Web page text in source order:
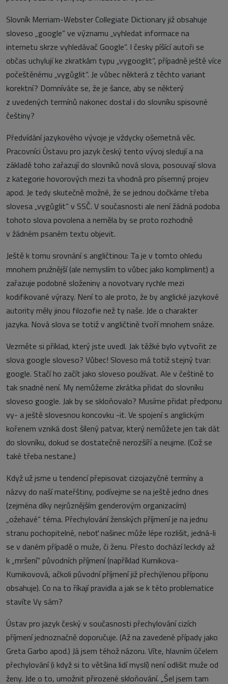
Slovník Merriam-Webster Collegiate Dictionary již obsahuje
sloveso „google“ ve významu „vyhledat informace na
internetu skrze vyhledávač Google“. I česky píšící autoři se
občas uchylují ke zkratkám typu „vygooglit“, případně ještě více
počeštěnému „vygůglit“. Je vůbec některá z těchto variant
korektní? Domníváte se, že je šance, aby se některý
z uvedených termínů nakonec dostal i do slovníku spisovné
češtiny?
Předvídání jazykového vývoje je vždycky ošemetná věc.
Pracovníci Ústavu pro jazyk český tento vývoj sledují a na
základě toho zařazují do slovníků nová slova, posouvají slova
z kategorie hovorových mezi ta vhodná pro písemný projev
apod. Je tedy skutečně možné, že se jednou dočkáme třeba
slovesa „vygůglit“ v SSČ. V současnosti ale není žádná podoba
tohoto slova povolena a neměla by se proto rozhodně
v žádném psaném textu objevit.
Ještě k tomu srovnání s angličtinou: Ta je v tomto ohledu
mnohem pružnější (ale nemyslím to vůbec jako kompliment) a
zařazuje podobné složeniny a novotvary rychle mezi
kodifikované výrazy. Není to ale proto, že by anglické jazykové
autority měly jinou filozofie než ty naše. Jde o charakter
jazyka. Nová slova se totiž v angličtině tvoří mnohem snáze.
Vezměte si příklad, který jste uvedl. Jak těžké bylo vytvořit ze
slova google sloveso? Vůbec! Sloveso má totiž stejný tvar:
google. Stačí ho začít jako sloveso používat. Ale v češtině to
tak snadné není. My nemůžeme zkrátka přidat do slovníku
sloveso google. Jak by se skloňovalo? Musíme přidat předponu
vy- a ještě slovesnou koncovku -it. Ve spojení s anglickým
kořenem vzniká dost šílený patvar, který nemůžete jen tak dát
do slovníku, dokud se dostatečně nerozšíří a neujme. (Což se
také třeba nestane.)
Když už jsme u tendencí přepisovat cizojazyčné termíny a
názvy do naší mateřštiny, podívejme se na ještě jedno dnes
(zejména díky nejrůznějším genderovým organizacím)
„ožehavé“ téma. Přechylování ženských příjmení je na jednu
stranu pochopitelné, neboť našinec může lépe rozlišit, jedná-li
se v daném případě o muže, či ženu. Přesto dochází leckdy až
k „mršení“ původních příjmení (například Kurnikova-
Kurnikovová, ačkoli původní příjmení již přechýlenou příponu
obsahuje). Co na to říkají pravidla a jak se k této problematice
stavíte Vy sám?
Ústav pro jazyk český v současnosti přechylování cizích
příjmení jednoznačně doporučuje. (Až na zavedené případy jako
Greta Garbo apod.) Já jsem téhož názoru. Víte, hlavním účelem
přechylování (i když si to většina lidí myslí) není odlišit muže od
ženy. Jde o to, umožnit přirozené skloňování. „Šel jsem tam